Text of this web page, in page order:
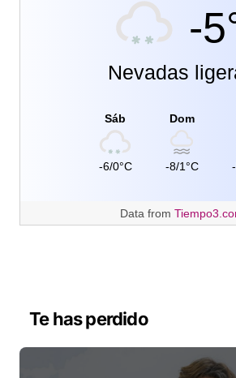
-
Nevadas
Sáb
-6/0°C
Dom
-8/1°C
Data from
Te has perdido